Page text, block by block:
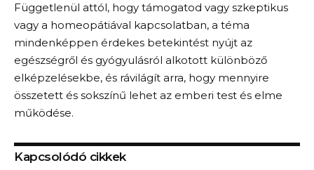
Függetlenül attól, hogy támogatod vagy szkeptikus
vagy a homeopátiával kapcsolatban, a téma
mindenképpen érdekes betekintést nyújt az
egészségről és gyógyulásról alkotott különböző
elképzelésekbe, és rávilágít arra, hogy mennyire
összetett és sokszínű lehet az emberi test és elme
működése.
Kapcsolódó cikkek